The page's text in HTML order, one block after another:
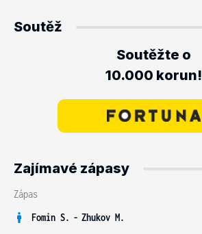
Soutěž
Soutěžte o
10.000 korun!
Zajímavé zápasy
Zápas
Fomin S. - Zhukov M.